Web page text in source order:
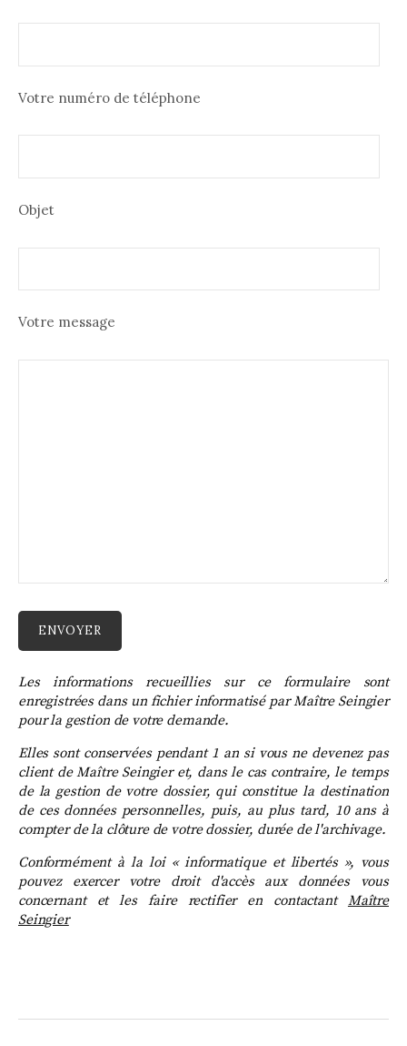
Votre numéro de téléphone
Objet
Votre message
Les informations recueillies sur ce formulaire sont
enregistrées dans un fichier informatisé par Maître Seingier
pour la gestion de votre demande.
Elles sont conservées pendant 1 an si vous ne devenez pas
client de Maître Seingier et, dans le cas contraire, le temps
de la gestion de votre dossier, qui constitue la destination
de ces données personnelles, puis, au plus tard, 10 ans à
compter de la clôture de votre dossier, durée de l'archivage.
Conformément à la loi « informatique et libertés », vous
pouvez exercer votre droit d'accès aux données vous
concernant et les faire rectifier en contactant Maître
Seingier